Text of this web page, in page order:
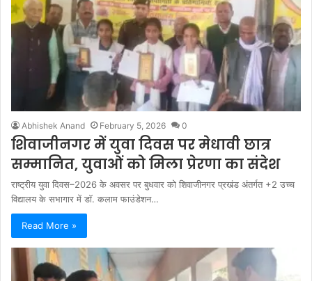
Abhishek Anand February 5, 2026 0
शिवाजीनगर में युवा दिवस पर मेधावी छात्र
सम्मानित, युवाओं को मिला प्रेरणा का संदेश
राष्ट्रीय युवा दिवस–2026 के अवसर पर बुधवार को शिवाजीनगर प्रखंड अंतर्गत +2 उच्च
विद्यालय के सभागार में डॉ. कलाम फाउंडेशन…
Read More »